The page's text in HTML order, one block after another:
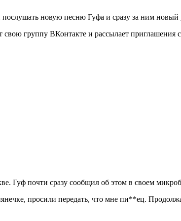
новую песню Гуфа и сразу за ним новый
группу ВКонтакте и рассылает приглашения
Гуф почти сразу сообщил об этом в своем
просили передать, что мне пи**ец.